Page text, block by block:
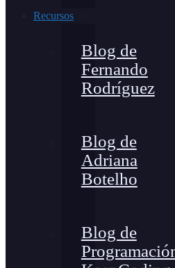
Recursos
Blog de
Fernando
Rodríguez
Blog de
Adriana
Botelho
Blog de